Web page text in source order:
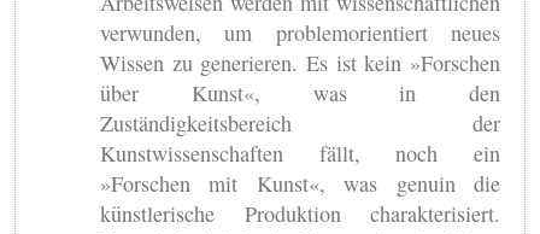
verwunden, um problemorientiert neues
Wissen zu generieren. Es ist kein »Forschen
über Kunst«, was in den
Zuständigkeitsbereich der
Kunstwissenschaften fällt, noch ein
»Forschen mit Kunst«, was genuin die
künstlerische Produktion charakterisiert.